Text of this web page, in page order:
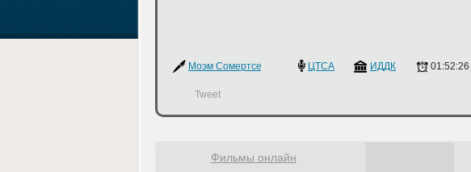
Моэм Сомертсет ЦТСА ИДДК 01:52:26
Tweet
Фильмы онлайн